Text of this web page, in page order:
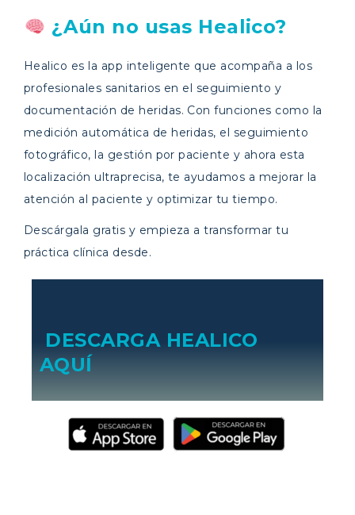
¿Aún no usas Healico?
Healico es la app inteligente que acompaña a los
profesionales sanitarios en el seguimiento y
documentación de heridas. Con funciones como la
medición automática de heridas, el seguimiento
fotográfico, la gestión por paciente y ahora esta
localización ultraprecisa, te ayudamos a mejorar la
atención al paciente y optimizar tu tiempo.
Descárgala gratis y empieza a transformar tu
práctica clínica desde.
DESCARGA HEALICO
AQUÍ